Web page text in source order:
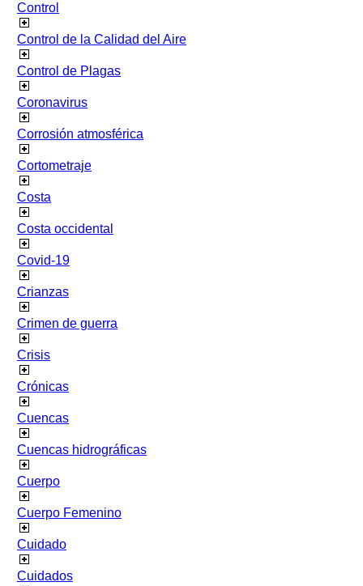
Control
Control de la Calidad del Aire
Control de Plagas
Coronavirus
Corrosión atmosférica
Cortometraje
Costa
Costa occidental
Covid-19
Crianzas
Crimen de guerra
Crisis
Crónicas
Cuencas
Cuencas hidrográficas
Cuerpo
Cuerpo Femenino
Cuidado
Cuidados